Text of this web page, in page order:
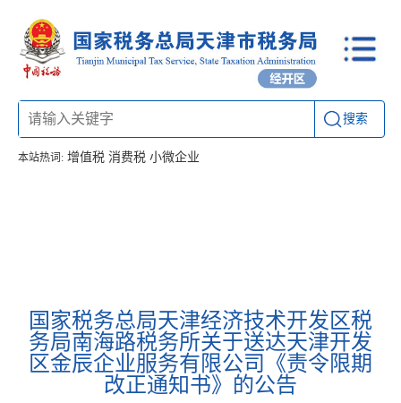
搜索
本站热词: 增值税 消费税 小微企业
国家税务总局天津经济技术开发区税
务局南海路税务所关于送达天津开发
区金辰企业服务有限公司《责令限期
改正通知书》的公告